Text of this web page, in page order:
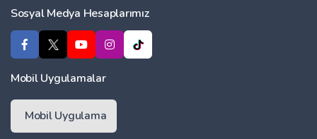
Sosyal Medya Hesaplarımız
Mobil Uygulamalar
Mobil Uygulama